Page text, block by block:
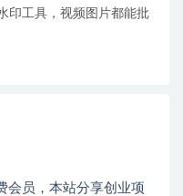
印工具，视频图片都能批
会员，本站分享创业项